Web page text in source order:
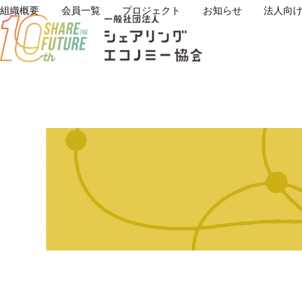
Skip
to
content
組織概要 会員一覧 プロジェクト お知らせ 法人向け